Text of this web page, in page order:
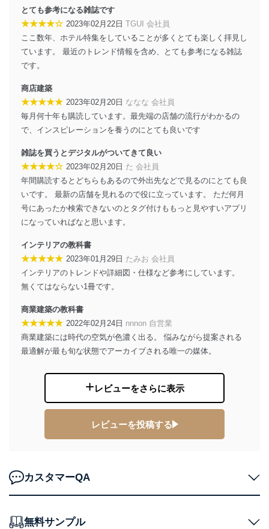
情報システムの使用に伴う漏洩等の防止
メール等により個人データの含まれるファイルを
送信する場合に、当該ファイルへのパスワードを
設定しています。
個人情報保護マネジメントシステムの継続的改善
当社は、内部監査及びマネジメントレビューの機会を通
じて、個人情報保護マネジメントシステムを継続的に改
善し、常に最良の状態を維持します。
苦情及び相談受付け窓口
貴殿の個人情報及び当社の個人情報保護マネジメントシ
ステムに関するご相談及び苦情については以下までご連
適切、かつ迅速に対応させていただきます。
株式会社富士山マガジンサービス 個人情報問い合わせ
FAX：03-5459-7073
e-mail：
cs@fujisan.co.jp
改訂：2025年2月20日
制定：2005年4月1日
株式会社富士山マガジンサービス
代表取締役会長 西野 伸一郎
個人情報の取扱いについて
１．個人情報保護管理者
護管理者の責任のもと、個人情報を取得・アクセス・利
用・提供・管理いたします。
株式会社富士山マガジンサービス
代表取締役会長 西野 伸一郎
２．利用目的
りです。
とても参考になる雑誌です
★★★★☆ 2023年02月22日 TGUI 会社員
ここ数年、ホテル特集をしていることが多くとても楽しく拝見し
ています。 最近のトレンド情報を含め、とても参考になる雑誌
です。
商店建築
★★★★★ 2023年02月20日 ななな 会社員
毎月何十年も購読しています。最先端の店舗の流行がわかるの
で、インスピレーションを養うのにとても良いです
雑誌を買うとデジタルがついてきて良い
★★★★☆ 2023年02月20日 た 会社員
年間購読するとどちらもあるので外出先などで見るのにとても良
いです。 最新の店舗を見れるので役に立っています。 ただ何月
号にあったか検索できないのとタグ付けももっと見やすいアプリ
になっていればなと思います。
インテリアの教科書
★★★★★ 2023年01月29日 たみお 会社員
インテリアのトレンドや詳細図・仕様など参考にしています。
無くてはならない1冊です。
商業建築の教科書
★★★★★ 2022年02月24日 nnnon 自営業
商業建築には時代の空気が色濃く出る。 悩みながら提案される
最適解が最も旬な状態でアーカイブされる唯一の媒体。
レビューをさらに表示
レビューを投稿する
カスタマーQA
無料サンプル